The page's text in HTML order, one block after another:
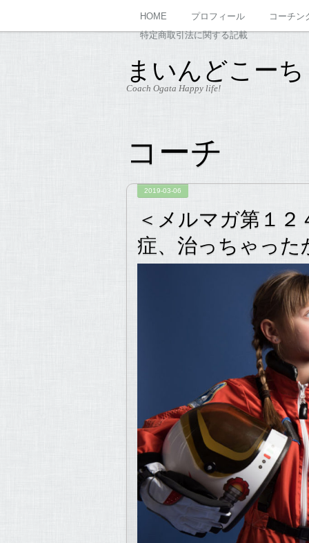
まいんどこー
Coach Ogata Happy life!
HOME プロフィール
コーチン
特定商取引法に関する記載
コーチ
2019-03-06
＜メルマガ第１
症、治っちゃった